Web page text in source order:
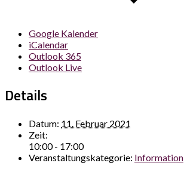
Google Kalender
iCalendar
Outlook 365
Outlook Live
Details
Datum: 11. Februar 2021
Zeit:
10:00 - 17:00
Veranstaltungskategorie: Information